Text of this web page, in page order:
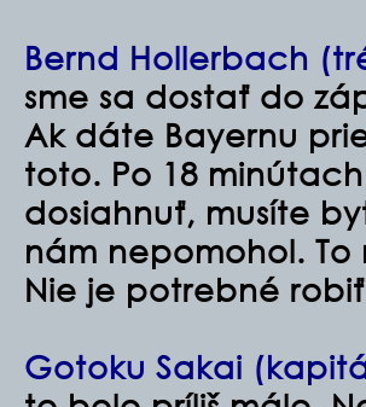
Bernd Hollerbach
sme sa dostať do
Ak dáte Bayernu
toto. Po 18
dosiahnuť, musíte
nám nepomohol.
Nie je potrebné
Gotoku Sakai